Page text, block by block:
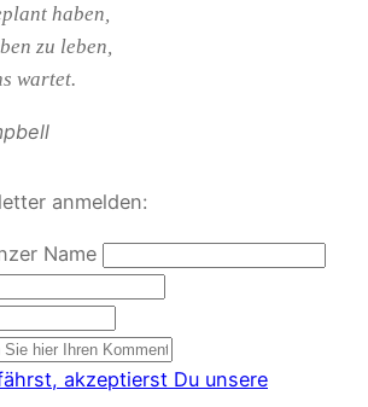
haben,
zu leben,
wartet.
anmelden:
Name
akzeptierst Du unsere